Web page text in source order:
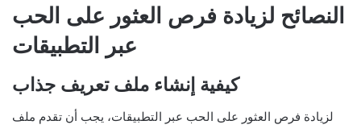
النصائح لزيادة فرص العثور على الحب
عبر التطبيقات
كيفية إنشاء ملف تعريف جذاب
لزيادة فرص العثور على الحب عبر التطبيقات، يجب أن تقدم ملف